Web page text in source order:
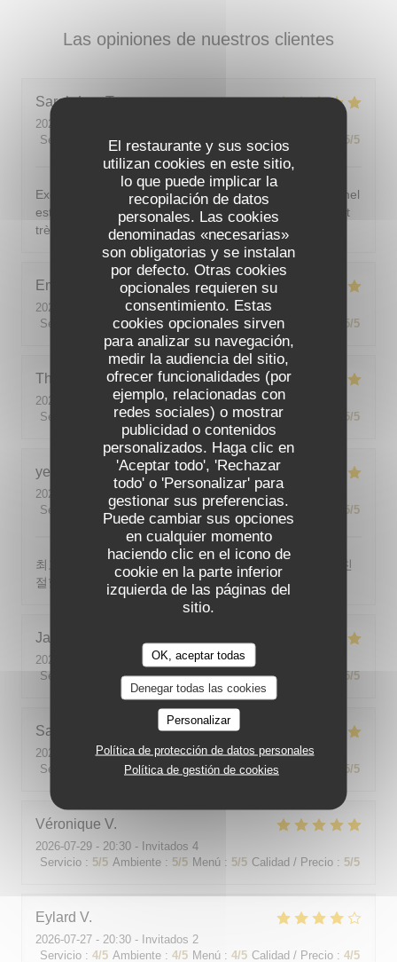
El restaurante y sus socios
utilizan cookies en este sitio,
lo que puede implicar la
recopilación de datos
personales. Las cookies
denominadas «necesarias»
son obligatorias y se instalan
por defecto. Otras cookies
opcionales requieren su
consentimiento. Estas
cookies opcionales sirven
para analizar su navegación,
medir la audiencia del sitio,
ofrecer funcionalidades (por
ejemplo, relacionadas con
redes sociales) o mostrar
publicidad o contenidos
personalizados. Haga clic en
'Aceptar todo', 'Rechazar
todo' o 'Personalizar' para
gestionar sus preferencias.
Puede cambiar sus opciones
en cualquier momento
haciendo clic en el icono de
cookie en la parte inferior
izquierda de las páginas del
sitio.
OK, aceptar todas
Denegar todas las cookies
Personalizar
Política de protección de datos personales
Política de gestión de cookies
Las opiniones de nuestros clientes
Sarah-Lou T
2026-08-03
Servicio
Ambiente: 5/5 Menú: 5/5 Calidad / Precio 5/5
Excellent ! Tout est délicieux, bien présentés, le personnel
est vraiment au top : accueillant, souriant, attentionné et
très professionnel. Je recommande sans hésiter !
Emilie
2026-08-05
- 20:30 - Invitados 2
Servicio
Ambiente: 5/5 Menú : 5/5 Calidad / Precio 5/5
Theo
2026-08-01
- 19:00 - Invitados 2
Servicio
Ambiente: 5/5 Menú: 5 /5 Calidad / Precio 5/5
yeonghun
2026-08-03
- 19:00 - Invitados 4
Servicio
/5 Ambiente: 5/5 Menú: 5/5 Calidad / Precio 5/5
최고의 분위기, 최고의 맛, 프랑스어가 서툴지만 서버가 친
절함
Jackie
2026-07-31
- 19:00 - Invitados 2
Servicio
Ambiente: 5/5 Menú: 5/5 Calidad / Precio 5/5
Sabine
2026-08-01
- 12:00 - Invitados 5
Servicio
Ambiente: 5/5 Menú : 5 /5 Calidad / Precio 5/5
Véronique V
2026-07-29 - 20:30 - Invitados 4
Servicio : 5/5 Ambiente : 5/5 Menú : 5/5 Calidad / Precio : 5/5
Eylard V
2026-07-27 - 20:30 - Invitados 2
Servicio : 4/5 Ambiente : 4/5 Menú : 4/5 Calidad / Precio : 4/5